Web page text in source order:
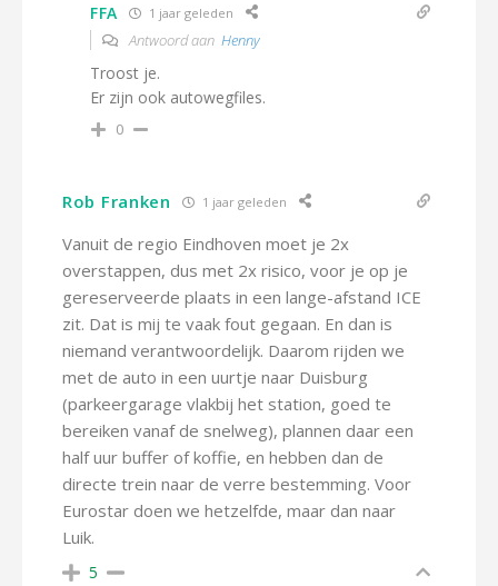
FFA 1 jaar geleden
Antwoord aan Henny
Troost je.
Er zijn ook autowegfiles.
0
Rob Franken 1 jaar geleden
Vanuit de regio Eindhoven moet je 2x
overstappen, dus met 2x risico, voor je op je
gereserveerde plaats in een lange-afstand ICE
zit. Dat is mij te vaak fout gegaan. En dan is
niemand verantwoordelijk. Daarom rijden we
met de auto in een uurtje naar Duisburg
(parkeergarage vlakbij het station, goed te
bereiken vanaf de snelweg), plannen daar een
half uur buffer of koffie, en hebben dan de
directe trein naar de verre bestemming. Voor
Eurostar doen we hetzelfde, maar dan naar
Luik.
5